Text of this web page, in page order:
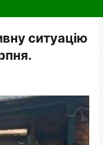
ситуацію